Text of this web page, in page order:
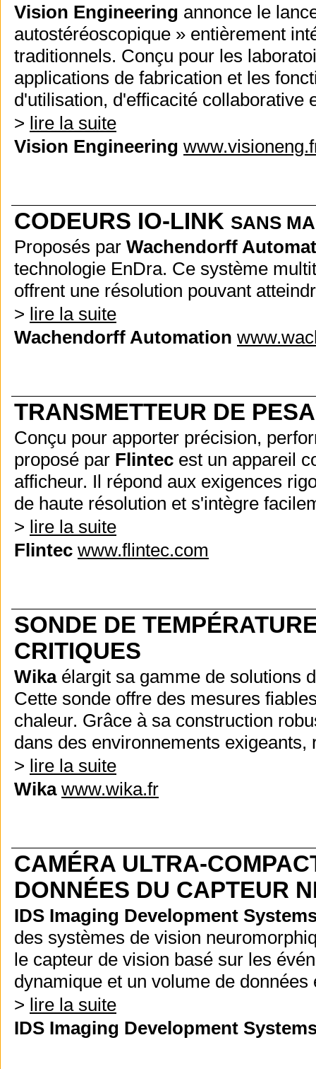
Vision Engineering annonce le
autostéréoscopique » entièrement
traditionnels. Conçu pour les
applications de fabrication et les
d'utilisation, d'efficacité collaborative
> lire la suite
Vision Engineering
CODEURS IO-LINK SANS
Proposés par Wachendorff
technologie EnDra. Ce système
offrent une résolution pouvant
> lire la suite
Wachendorff Automation
TRANSMETTEUR DE
Conçu pour apporter précision,
proposé par Flintec est un appareil
afficheur. Il répond aux exigences
de haute résolution et s'intègre
> lire la suite
Flintec www.flintec.com
SONDE DE
CRITIQUES
Wikaélargit sa gamme de solutions
Cette sonde offre des mesures
chaleur. Grâce à sa construction
dans des environnements
> lire la suite
Wika www.wika.fr
CAMÉRA ULTRA-
DONNÉES DU CAPTEUR
IDS Imaging Development
des systèmes de vision
le capteur de vision basé sur les
dynamique et un volume de
> lire la suite
IDS Imaging Development